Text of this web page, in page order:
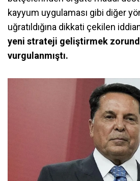
kayyum uygulaması gibi diğer
uğratıldığına dikkati çekilen
yeni strateji geliştirmek
vurgulanmıştı.